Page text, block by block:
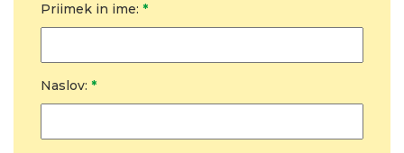
Priimek in ime: *
Naslov: *